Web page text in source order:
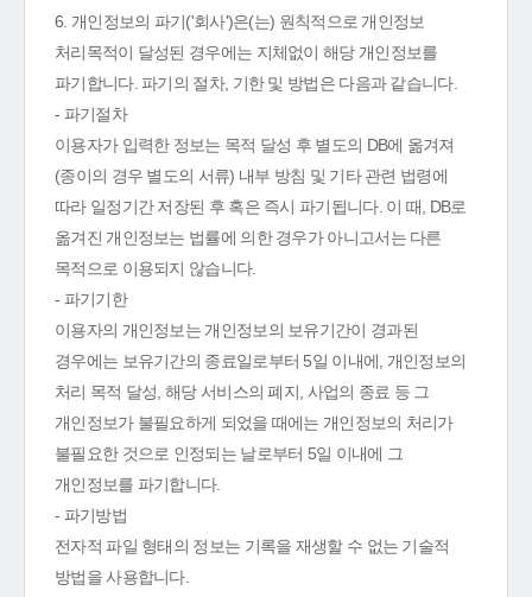
6. 개인정보의 파기('회사')은(는) 원칙적으로 개인정보
처리목적이 달성된 경우에는 지체없이 해당 개인정보를
파기합니다. 파기의 절차, 기한 및 방법은 다음과 같습니다.
- 파기절차
이용자가 입력한 정보는 목적 달성 후 별도의 DB에 옮겨져
(종이의 경우 별도의 서류) 내부 방침 및 기타 관련 법령에
따라 일정기간 저장된 후 혹은 즉시 파기됩니다. 이 때, DB로
옮겨진 개인정보는 법률에 의한 경우가 아니고서는 다른
목적으로 이용되지 않습니다.
- 파기기한
이용자의 개인정보는 개인정보의 보유기간이 경과된
경우에는 보유기간의 종료일로부터 5일 이내에, 개인정보의
처리 목적 달성, 해당 서비스의 폐지, 사업의 종료 등 그
개인정보가 불필요하게 되었을 때에는 개인정보의 처리가
불필요한 것으로 인정되는 날로부터 5일 이내에 그
개인정보를 파기합니다.
- 파기방법
전자적 파일 형태의 정보는 기록을 재생할 수 없는 기술적
방법을 사용합니다.